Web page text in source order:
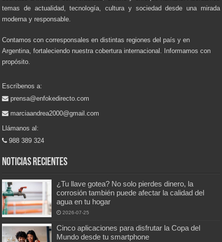
temas de actualidad, tecnología, cultura y sociedad desde una mirada
moderna y responsable.
Contamos con corresponsales en distintas regiones del país y en
Argentina, fortaleciendo nuestra cobertura internacional. Informamos con
propósito.
Escríbenos a:
prensa@enfokedirecto.com
marciaandrea2000@gmail.com
Llámanos al:
988 389 324
Noticias recientes
¿Tu llave gotea? No solo pierdes dinero, la
corrosión también puede afectar la calidad del
agua en tu hogar
2026-07-25
Cinco aplicaciones para disfrutar la Copa del
Mundo desde tu smartphone